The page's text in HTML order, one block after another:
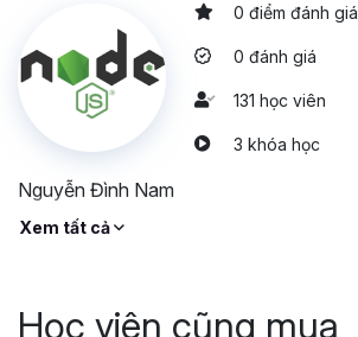
0 điểm đánh giá
0 đánh giá
131 học viên
3 khóa học
Nguyễn Đình Nam
Xem tất cả
Học viên cũng mua